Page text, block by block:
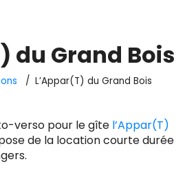
du Grand Bois
L’Appar(T) du Grand Bois
verso pour le gîte l’Appar(T)
de la location courte durée